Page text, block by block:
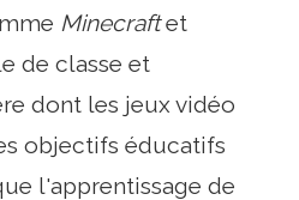
Minecraftet
de classe et
dont les jeux vidéo
objectifs éducatifs
l'apprentissage de